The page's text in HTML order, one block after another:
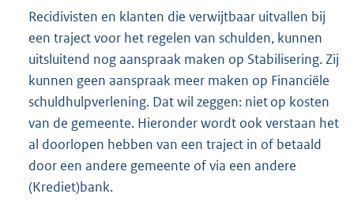
Recidivisten en klanten die verwijtbaar uitvallen bij
een traject voor het regelen van schulden, kunnen
uitsluitend nog aanspraak maken op Stabilisering. Zij
kunnen geen aanspraak meer maken op Financiële
schuldhulpverlening. Dat wil zeggen: niet op kosten
van de gemeente. Hieronder wordt ook verstaan het
al doorlopen hebben van een traject in of betaald
door een andere gemeente of via een andere
(Krediet)bank.